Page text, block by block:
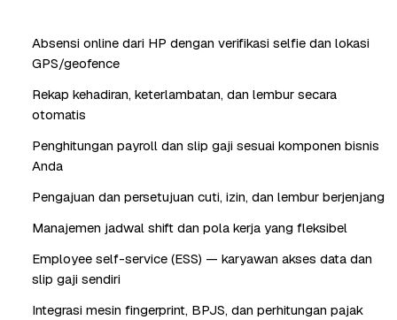
Absensi online dari HP dengan verifikasi selfie dan lokasi
GPS/geofence
Rekap kehadiran, keterlambatan, dan lembur secara
otomatis
Penghitungan payroll dan slip gaji sesuai komponen bisnis
Anda
Pengajuan dan persetujuan cuti, izin, dan lembur berjenjang
Manajemen jadwal shift dan pola kerja yang fleksibel
Employee self-service (ESS) — karyawan akses data dan
slip gaji sendiri
Integrasi mesin fingerprint, BPJS, dan perhitungan pajak